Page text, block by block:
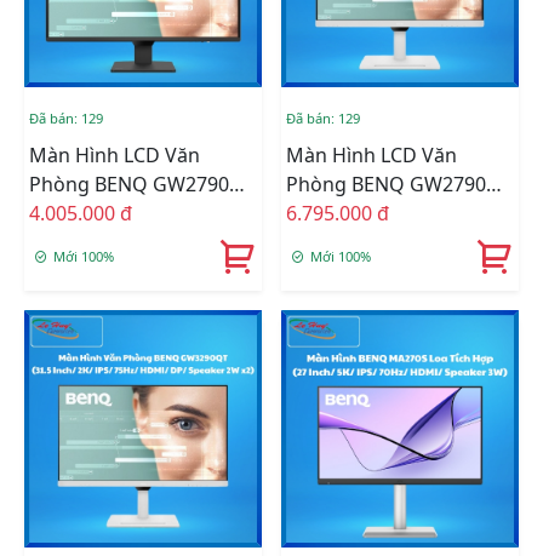
Đã bán: 129
Màn Hình LCD Văn
Phòng BENQ GW2790Q
Loa Tích Hợp (27 Inch/
2K/ IPS/ 100Hz/ HDMI/
DP/ Speaker 2W X2)
4.005.000 đ
Mới 100%
Đã bán: 129
Màn Hình LCD Văn
Phòng BENQ GW2790QT
Loa Tích Hợp (27 Inch/
2K/ IPS/ 75Hz/ HDMI/
DP/ Speaker 2W X2)
6.795.000 đ
Mới 100%